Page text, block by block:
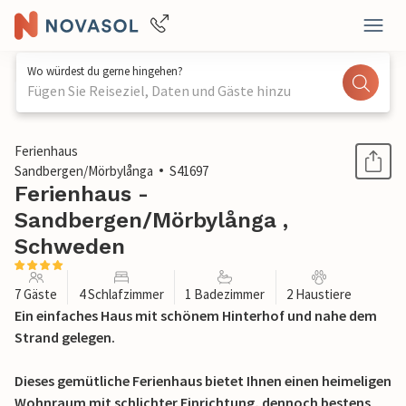
Wo würdest du gerne hingehen?
Fügen Sie Reiseziel, Daten und Gäste hinzu
1 / 18
Ferienhaus
Sandbergen/Mörbylånga
S41697
Ferienhaus -
Sandbergen/Mörbylånga ,
Schweden
7 Gäste 4 Schlafzimmer 1 Badezimmer 2 Haustiere
Ein einfaches Haus mit schönem Hinterhof und nahe dem
Strand gelegen.
Dieses gemütliche Ferienhaus bietet Ihnen einen heimeligen